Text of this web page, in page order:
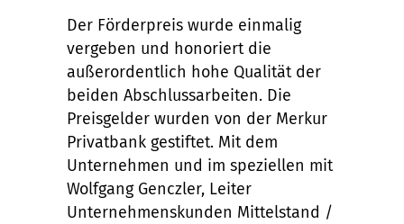
Der Förderpreis wurde einmalig
vergeben und honoriert die
außerordentlich hohe Qualität der
beiden Abschlussarbeiten. Die
Preisgelder wurden von der Merkur
Privatbank gestiftet. Mit dem
Unternehmen und im speziellen mit
Wolfgang Genczler, Leiter
Unternehmenskunden Mittelstand /